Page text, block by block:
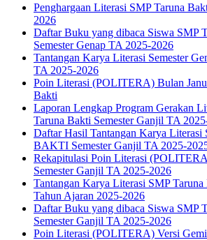
Penghargaan Literasi SMP Taruna
2026
Daftar Buku yang dibaca Siswa SMP
Semester Genap TA 2025-2026
Tantangan Karya Literasi Semester
TA 2025-2026
Poin Literasi (POLITERA) Bulan
Bakti
Laporan Lengkap Program Gerakan
Taruna Bakti Semester Ganjil TA
Daftar Hasil Tantangan Karya
BAKTI Semester Ganjil TA 2025-
Rekapitulasi Poin Literasi
Semester Ganjil TA 2025-2026
Tantangan Karya Literasi SMP
Tahun Ajaran 2025-2026
Daftar Buku yang dibaca Siswa SMP
Semester Ganjil TA 2025-2026
Poin Literasi (POLITERA) Versi